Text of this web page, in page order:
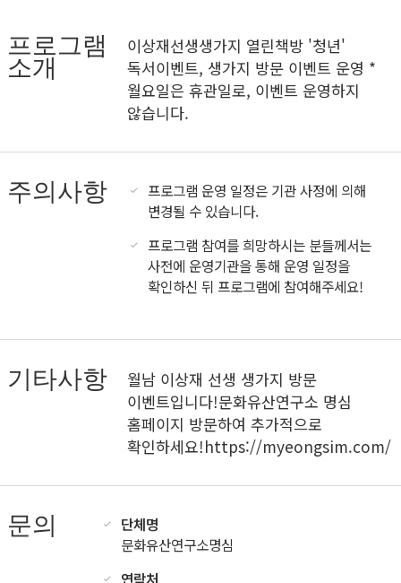
프로그램
소개
이상재선생생가지 열린책방 '청년'
독서이벤트, 생가지 방문 이벤트 운영 *
월요일은 휴관일로, 이벤트 운영하지
않습니다.
주의사항
프로그램 운영 일정은 기관 사정에 의해
변경될 수 있습니다.
프로그램 참여를 희망하시는 분들께서는
사전에 운영기관을 통해 운영 일정을
확인하신 뒤 프로그램에 참여해주세요!
기타사항
월남 이상재 선생 생가지 방문
이벤트입니다!문화유산연구소 명심
홈페이지 방문하여 추가적으로
확인하세요!https://myeongsim.com/
문의
단체명
문화유산연구소명심